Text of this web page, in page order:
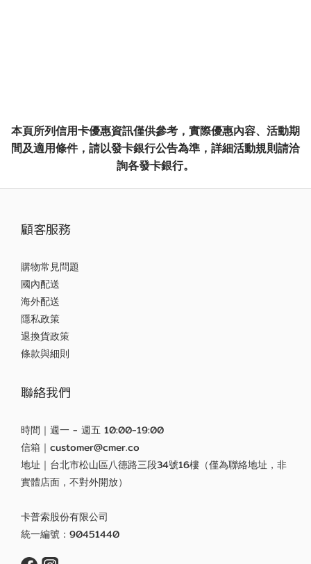
本頁所列信用卡優惠資訊僅供參考，實際優惠內容、活動期
間及適用條件，請以發卡銀行公告為準，詳細活動規則請洽
詢各發卡銀行。
顧客服務
購物常見問題
國內配送
海外配送
隱私政策
退換貨政策
條款與細則
聯絡我們
時間｜週一 - 週五 10:00-19:00
信箱｜customer@cmer.co
地址｜台北市松山區八德路三段34號16樓（僅為聯絡地址，非
實體店面，不對外開放）
卡普索股份有限公司
統一編號：90451440